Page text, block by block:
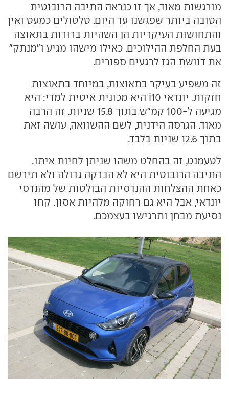
מורגשות מאוד, אך זו כנראה התיבה הרובוטית
הטובה ביותר שפגשנו עד היום. טלטולים כמעט ואין
והתחושות העיקריות הן השהיות ברורות בתאוצה
בעת החלפת ההילוכים. כאילו מישהו מגיע ו"מנתק"
את דוושת הגז לרגעים ספורים.
זה משפיע בעיקר בתאוצות, במיוחד בתאוצות
חזקות. יונדאי i10 היא מכונית איטית למדי: היא
מגיעה ל-100 קמ"ש בתוך 15.8 שניות. זה הרבה
מאוד. הגרסה הידנית, לשם ההשוואה, עושה זאת
בתוך 12.6 שניות בלבד.
לטעמנט, זה בהחלט משהו שניתן לחיות איתו.
התיבה הרובוטית היא לא הברקה גדולה ולא תירשם
כאחת ההצלחות ההנדסיות הבולטות של מהנדסי
יונדאי, אבל היא גם רחוקה מלהיות אסון. קחו
נסיעת מבחן ותרגישו בעצמכם.